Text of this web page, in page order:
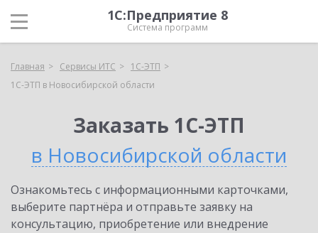
1С:Предприятие 8
Система программ
Главная Сервисы ИТС
1С-ЭТП
1С-ЭТП в Новосибирской области
Заказать 1С-ЭТП
в Новосибирской области
Ознакомьтесь с информационными карточками,
выберите партнёра и отправьте заявку на
консультацию, приобретение или внедрение